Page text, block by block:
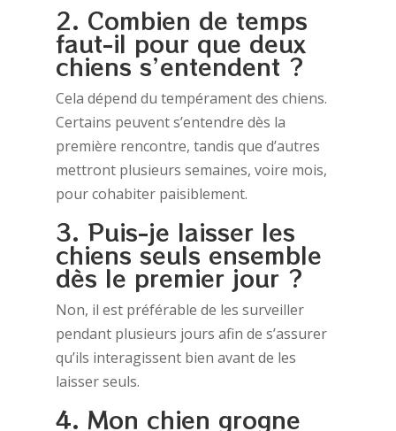
2. Combien de temps
faut-il pour que deux
chiens s’entendent ?
Cela dépend du tempérament des chiens.
Certains peuvent s’entendre dès la
première rencontre, tandis que d’autres
mettront plusieurs semaines, voire mois,
pour cohabiter paisiblement.
3. Puis-je laisser les
chiens seuls ensemble
dès le premier jour ?
Non, il est préférable de les surveiller
pendant plusieurs jours afin de s’assurer
qu’ils interagissent bien avant de les
laisser seuls.
4. Mon chien grogne